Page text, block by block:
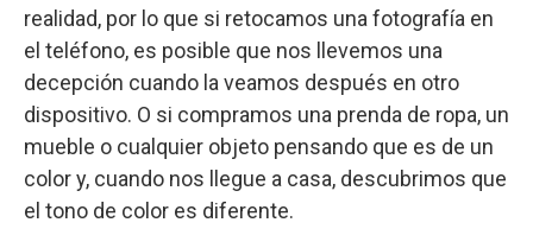
realidad, por lo que si retocamos una fotografía en
el teléfono, es posible que nos llevemos una
decepción cuando la veamos después en otro
dispositivo. O si compramos una prenda de ropa, un
mueble o cualquier objeto pensando que es de un
color y, cuando nos llegue a casa, descubrimos que
el tono de color es diferente.